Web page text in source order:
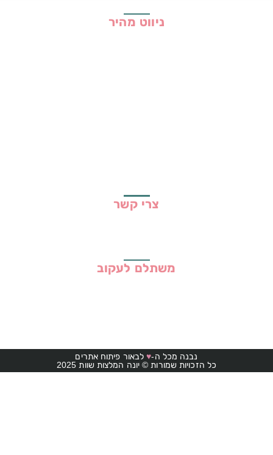
ניווט מהיר
צרי קשר
משתלם לעקוב
נבנה מכל ה-♥לבאור פיתוח אתרים
כל הזכויות שמורות © יונה המלצות שוות 2025